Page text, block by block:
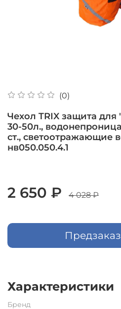
(0)
Чехол TRIX защита для
30-50л.,
ст., светоотражающие
нв050.050.4.1
2 650 ₽ 4 028 ₽
Предзаказ
Характеристики
Бренд